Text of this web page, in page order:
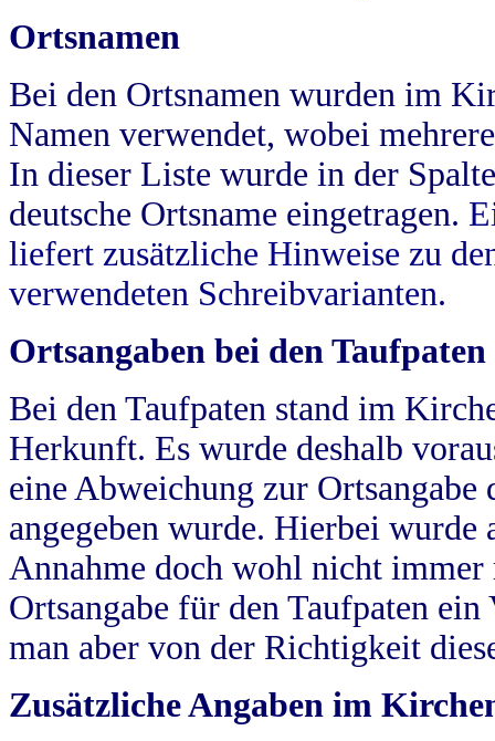
Ortsnamen
Bei den Ortsnamen wurden im
Namen verwendet, wobei
In dieser Liste wurde in der
deutsche Ortsname eingetragen.
liefert zusätzliche Hinweise zu
verwendeten Schreibvarianten.
Ortsangaben bei den Taufpaten
Bei den Taufpaten stand im
Herkunft. Es wurde deshalb
eine Abweichung zur
angegeben wurde. Hierbei wurde
Annahme doch wohl nicht
Ortsangabe für den Taufpaten
man aber von der Richtigkeit
Zusätzliche Angaben im